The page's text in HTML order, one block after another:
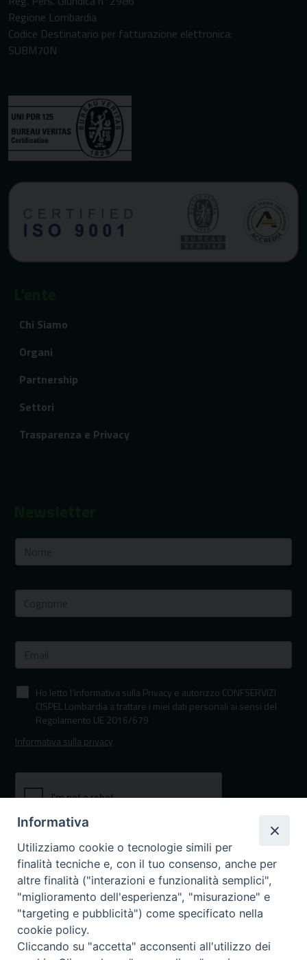
Regione Lombardia
Codice Destinatario per fatturazione elettronica:
SUBM70N
Chi Siamo
Organi
Partnership
Settori
Trasparenza e Privacy
Ho letto l'informativa sulla Privacy e autorizzo CONFSERVIZI
CISPEL Lombardia a trattare i miei dati personali ai sensi del
Regolamento UE 2016/679 *
Informativa sulla privacy
I nostri canali social
Informativa
Utilizziamo cookie o tecnologie simili per
finalità tecniche e, con il tuo consenso, anche per
altre finalità ("interazioni e funzionalità semplici",
"miglioramento dell'esperienza", "misurazione" e
"targeting e pubblicità") come specificato nella
cookie policy.
Cliccando su "accetta" acconsenti all'utilizzo dei